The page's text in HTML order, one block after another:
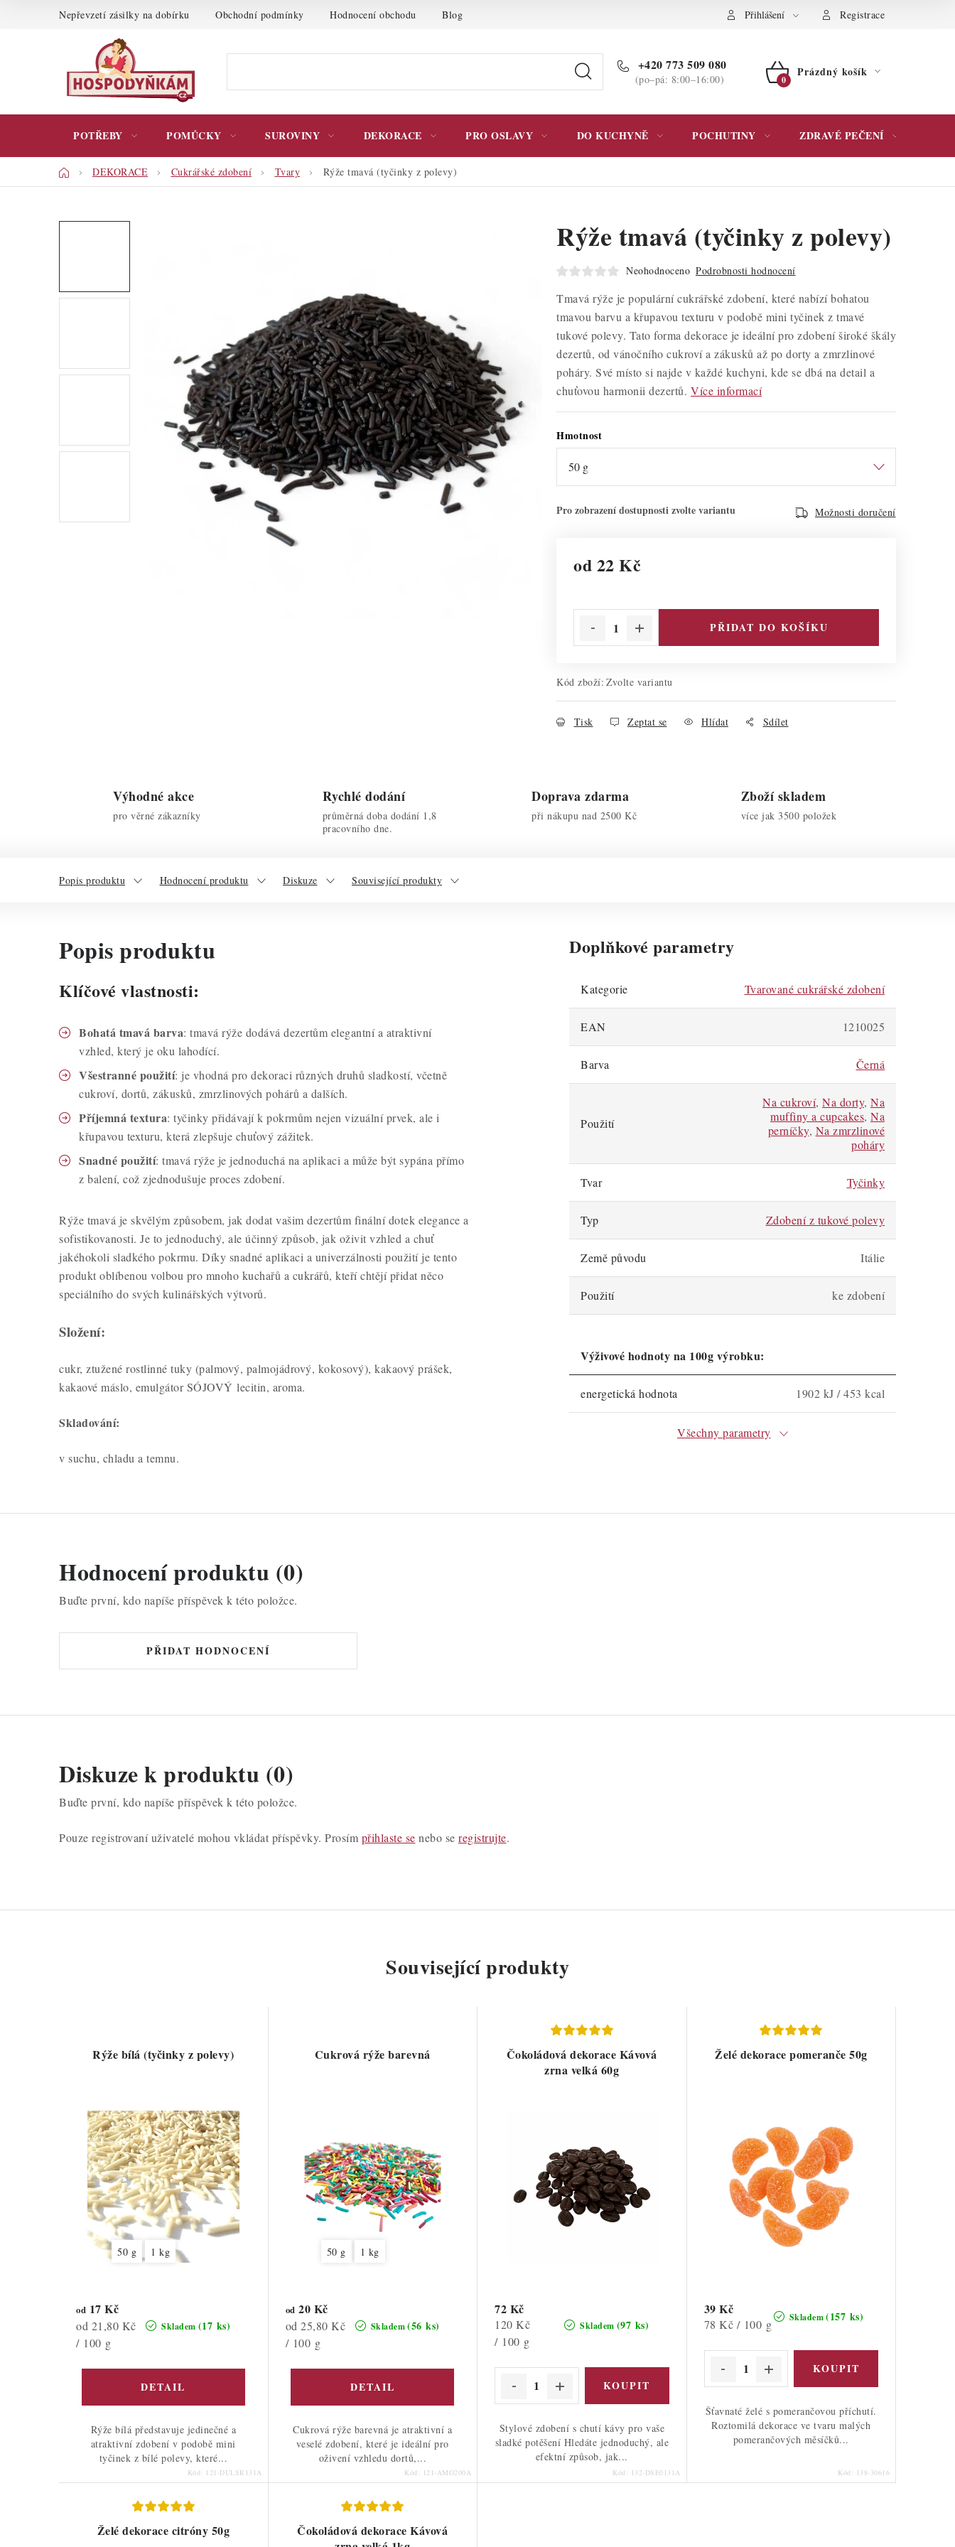
Nepřevzetí zásilky na dobírku Obchodní podmínky Hodnocení obchodu Blog Podmínky ochrany osobních údajů Přihlášení Registrace
+420 773 509 080
(po–pá: 8:00–16:00)
NÁKUPNÍ
Prázdný košík
POTŘEBY POMŮCKY SUROVINY DEKORACE PRO OSLAVY DO KUCHYNĚ POCHUTINY ZDRAVÉ PEČENÍ
DomůDEKORACE Cukrářské zdobení Tvary Rýže tmavá (tyčinky z polevy)
Rýže tmavá (tyčinky z polevy)
Neohodnoceno Podrobnosti hodnocení
Tmavá rýže je populární cukrářské zdobení, které nabízí bohatou
tmavou barvu a křupavou texturu v podobě mini tyčinek z tmavé
tukové polevy. Tato forma dekorace je ideální pro zdobení široké škály
dezertů, od vánočního cukroví a zákusků až po dorty a zmrzlinové
poháry. Své místo si najde v každé kuchyni, kde se dbá na detail a
chuťovou harmonii dezertů. Více informací
Hmotnost
Možnosti doručení
od 22 Kč
PŘIDAT DO KOŠÍKU
Kód zboží: Zvolte variantu
Tisk Zeptat se Hlídat Sdílet
Výhodné akce
pro věrné zákazníky
Rychlé dodání
průměrná doba dodání 1,8
pracovního dne.
Doprava zdarma
při nákupu nad 2500 Kč
Zboží skladem
více jak 3500 položek
Popis produktu Hodnocení produktu Diskuze Související produkty
Popis produktu
Klíčové vlastnosti:
Bohatá tmavá barva: tmavá rýže dodává dezertům elegantní a atraktivní
vzhled, který je oku lahodící.
Všestranné použití: je vhodná pro dekoraci různých druhů sladkostí, včetně
cukroví, dortů, zákusků, zmrzlinových pohárů a dalších.
Příjemná textura: tyčinky přidávají k pokrmům nejen vizuální prvek, ale i
křupavou texturu, která zlepšuje chuťový zážitek.
Snadné použití: tmavá rýže je jednoduchá na aplikaci a může být sypána přímo
z balení, což zjednodušuje proces zdobení.
Rýže tmavá je skvělým způsobem, jak dodat vašim dezertům finální dotek elegance a
sofistikovanosti. Je to jednoduchý, ale účinný způsob, jak oživit vzhled a chuť
jakéhokoli sladkého pokrmu. Díky snadné aplikaci a univerzálnosti použití je tento
produkt oblíbenou volbou pro mnoho kuchařů a cukrářů, kteří chtějí přidat něco
speciálního do svých kulinářských výtvorů.
Složení:
cukr, ztužené rostlinné tuky (palmový, palmojádrový, kokosový), kakaový prášek,
kakaové máslo, emulgátor SÓJOVÝ lecitin, aroma.
Skladování:
v suchu, chladu a temnu.
Doplňkové parametry
Kategorie Tvarované cukrářské zdobení
EAN 1210025
Barva Černá
Použití
Na cukroví, Na dorty, Na
muffiny a cupcakes, Na
perníčky, Na zmrzlinové
poháry
Tvar Tyčinky
Typ Zdobení z tukové polevy
Země původu Itálie
Použití ke zdobení
Výživové hodnoty na 100g výrobku:
energetická hodnota 1902 kJ / 453 kcal
Všechny parametry
Hodnocení produktu (0)
Buďte první, kdo napíše příspěvek k této položce.
PŘIDAT HODNOCENÍ
Diskuze k produktu (0)
Buďte první, kdo napíše příspěvek k této položce.
Pouze registrovaní uživatelé mohou vkládat příspěvky. Prosím přihlaste se nebo se registrujte.
Související produkty
Rýže bílá (tyčinky z polevy)
50 g 1 kg
Skladem (17 ks)
od 17 Kč
Měrná
cena:
od 21,80 Kč
/ 100 g
Rýže bílá představuje jedinečné a
atraktivní zdobení v podobě mini
tyčinek z bílé polevy, které...
Kód: 121-DULSR131A
Cukrová rýže barevná
50 g 1 kg
Skladem(56 ks)
od 20 Kč
Měrná
cena:
od 25,80 Kč
/ 100 g
Cukrová rýže barevná je atraktivní a
veselé zdobení, které je ideální pro
oživení vzhledu dortů,...
Kód: 121-AMO200A
Čokoládová dekorace Kávová
zrna velká 60g
Skladem (97 ks)
72 Kč
Měrná
cena:
120 Kč
/ 100 g
Stylové zdobení s chutí kávy pro vaše
sladké potěšení Hledáte jednoduchý, ale
efektní způsob, jak...
Kód: 132-DSE0131A
Želé dekorace pomeranče 50g
Skladem(157 ks)
39 Kč
Měrná
78 Kč / 100 g
Šťavnaté želé s pomerančovou příchutí.
Roztomilá dekorace ve tvaru malých
pomerančových měsíčků...
Kód: 138-30616
Želé dekorace citróny 50g
Čokoládová dekorace Kávová